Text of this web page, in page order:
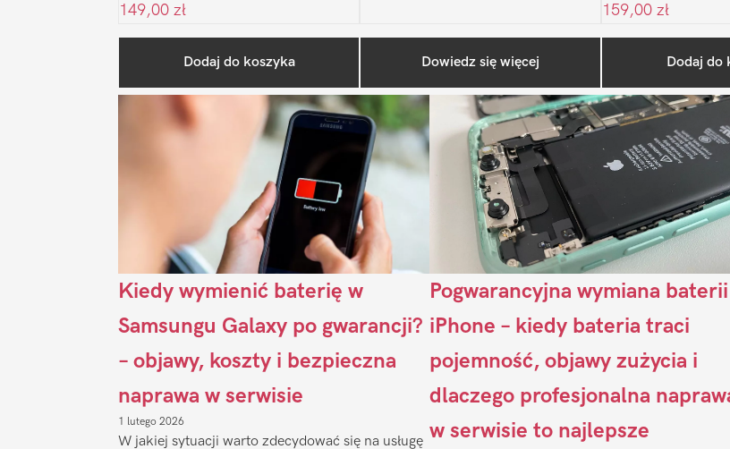
149,00 zł
Dodaj do koszyka Dowiedz się więcej
159,00 zł
Dodaj do
Ostatnio na blogu
Kiedy wymienić baterię w
Samsungu Galaxy po gwarancji?
– objawy, koszty i bezpieczna
naprawa w serwisie
1 lutego 2026
W jakiej sytuacji warto zdecydować się na usługę
Pogwarancyjna wymiana baterii
iPhone – kiedy bateria traci
pojemność, objawy zużycia i
dlaczego profesjonalna
w serwisie to najlepsze